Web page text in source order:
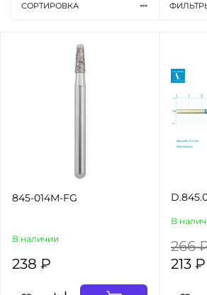
СОРТИРОВКА
845-014M-FG
В наличии
238 ₽
В
266
213 ₽